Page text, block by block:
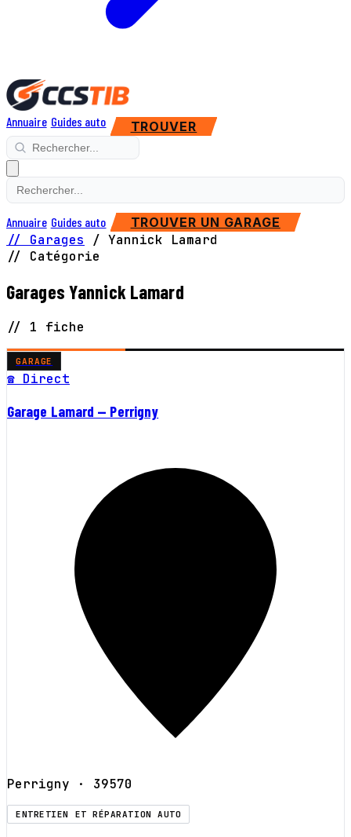
Annuaire Guides auto TROUVER
Annuaire Guides auto TROUVER UN GARAGE
// Garages / Yannick Lamard
// Catégorie
Garages Yannick Lamard
// 1 fiche
GARAGE
☎ Direct
Garage Lamard — Perrigny
Perrigny · 39570
ENTRETIEN ET RÉPARATION AUTO